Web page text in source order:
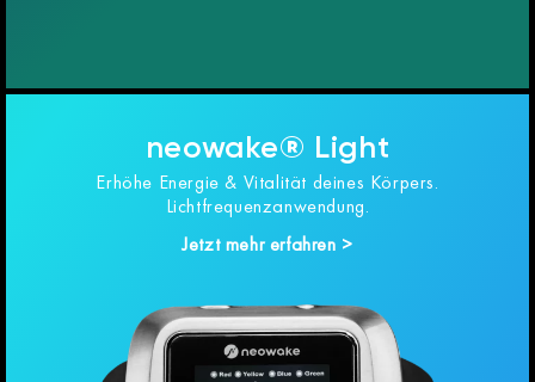
neowake® Light
Erhöhe Energie & Vitalität deines Körpers.
Lichtfrequenzanwendung.
Jetzt mehr erfahren >